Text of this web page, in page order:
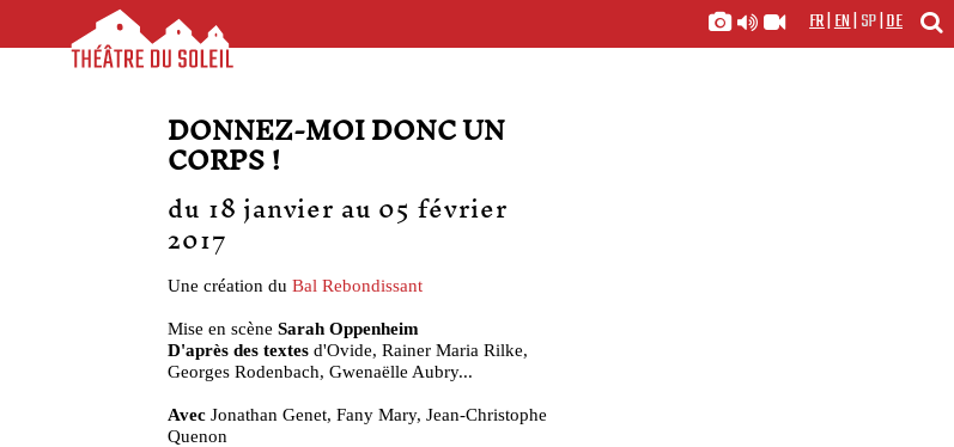
FR|EN|SP|DE
DONNEZ-MOI DONC UN
CORPS !
du 18 janvier au 05 février
2017
Une création du Bal Rebondissant
Mise en scène Sarah Oppenheim
D'après des textes d'Ovide, Rainer Maria Rilke,
Georges Rodenbach, Gwenaëlle Aubry...
Avec Jonathan Genet, Fany Mary, Jean-Christophe
Quenon